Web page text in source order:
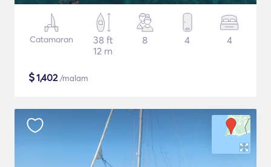
Catamaran
38 ft
12 m
8 4 4
$1,402/malam